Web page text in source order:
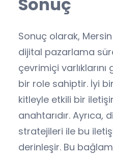
Sonuç olarak,
dijital pazarlama
çevrimiçi
bir role sahiptir. İyi
kitleyle etkili bir
anahtarıdır.
stratejileri ile bu
derinleşir. Bu